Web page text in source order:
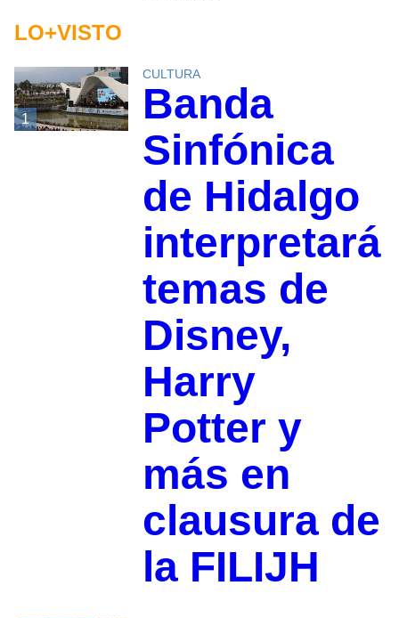
LO+VISTO
1
CULTURA
Banda
Sinfónica
de Hidalgo
interpretará
temas de
Disney,
Harry
Potter y
más en
clausura de
la FILIJH